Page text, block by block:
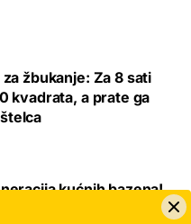
žbukanje: Za 8 sati
kvadrata, a prate ga
kućnih bazena!